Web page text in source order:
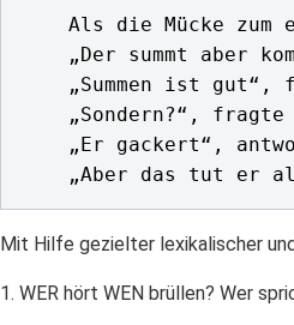
Mit Hilfe gezielter lexikalischer
1. WER hört WEN brüllen? Wer